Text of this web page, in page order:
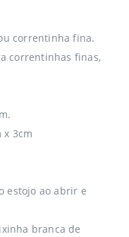
correntinha fina.
correntinhas finas,
x 3cm
estojo ao abrir e
branca de